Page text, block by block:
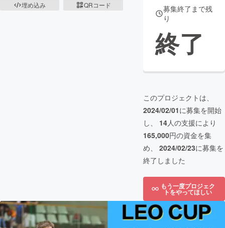
埋め込み
QRコード
募集終了まで残
り
終了
このプロジェクトは、
2024/02/01に募集を開始
し、 14人の支援により
165,000円の資金を集
め、 2024/02/23に募集を
終了しました
もう一度プロジェク
トをやってほしい